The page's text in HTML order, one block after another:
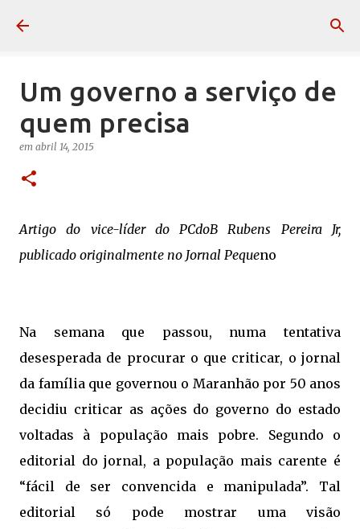
Um governo a serviço de
quem precisa
em abril 14, 2015
Artigo do vice-líder do PCdoB Rubens Pereira Jr,
publicado originalmente no Jornal Pequeno
Na semana que passou, numa tentativa
desesperada de procurar o que criticar, o jornal
da família que governou o Maranhão por 50 anos
decidiu criticar as ações do governo do estado
voltadas à população mais pobre. Segundo o
editorial do jornal, a população mais carente é
“fácil de ser convencida e manipulada”. Tal
editorial só pode mostrar uma visão